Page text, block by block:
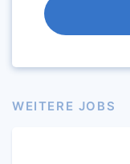
WEITERE JOBS